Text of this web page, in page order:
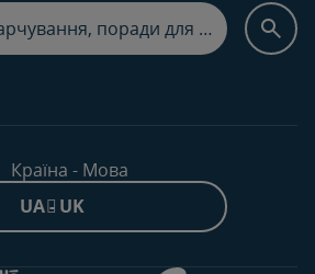
Країна - Мова
UA - UK